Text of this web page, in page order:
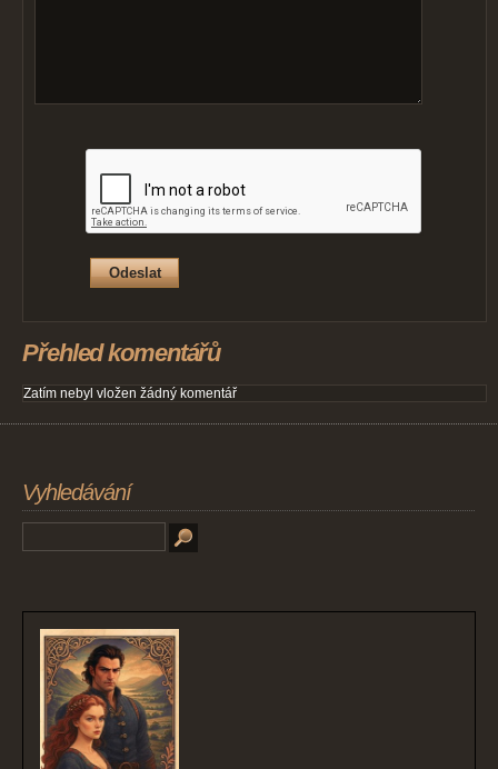
Přehled komentářů
Zatím nebyl vložen žádný komentář
Vyhledávání